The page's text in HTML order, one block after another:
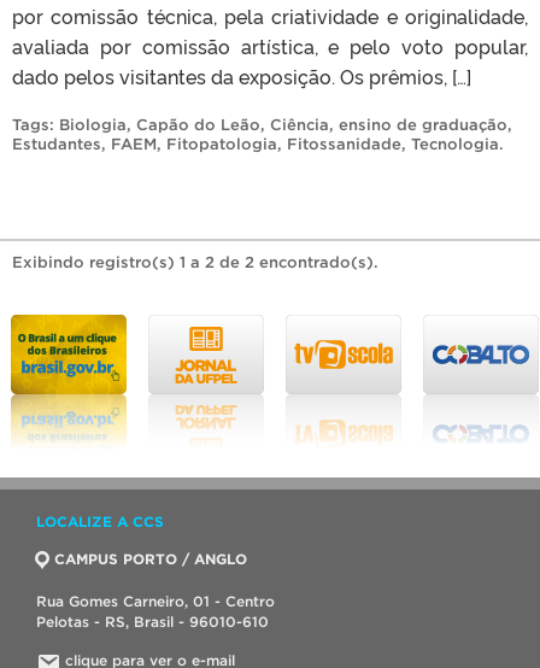
por comissão técnica, pela criatividade e originalidade,
avaliada por comissão artística, e pelo voto popular,
dado pelos visitantes da exposição. Os prêmios, […]
Tags: Biologia, Capão do Leão, Ciência, ensino de graduação,
Estudantes, FAEM, Fitopatologia, Fitossanidade, Tecnologia.
Exibindo registro(s) 1 a 2 de 2 encontrado(s).
LOCALIZE A CCS
CAMPUS PORTO / ANGLO
Rua Gomes Carneiro, 01 - Centro
Pelotas - RS, Brasil - 96010-610
clique para ver o e-mail